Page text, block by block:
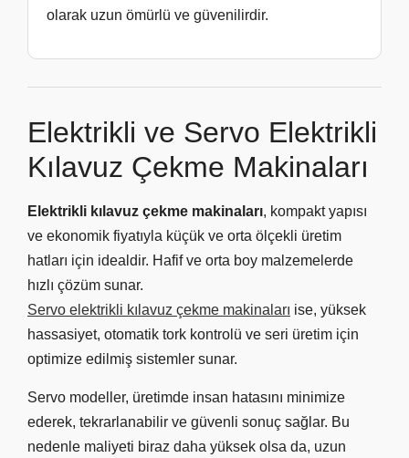
olarak uzun ömürlü ve güvenilirdir.
Elektrikli ve Servo Elektrikli
Kılavuz Çekme Makinaları
Elektrikli kılavuz çekme makinaları, kompakt yapısı
ve ekonomik fiyatıyla küçük ve orta ölçekli üretim
hatları için idealdir. Hafif ve orta boy malzemelerde
hızlı çözüm sunar.
Servo elektrikli kılavuz çekme makinaları ise, yüksek
hassasiyet, otomatik tork kontrolü ve seri üretim için
optimize edilmiş sistemler sunar.
Servo modeller, üretimde insan hatasını minimize
ederek, tekrarlanabilir ve güvenli sonuç sağlar. Bu
nedenle maliyeti biraz daha yüksek olsa da, uzun